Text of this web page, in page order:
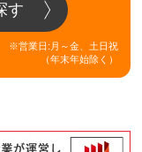
す
※営業日:月～金、土日祝
（年末年始除く）